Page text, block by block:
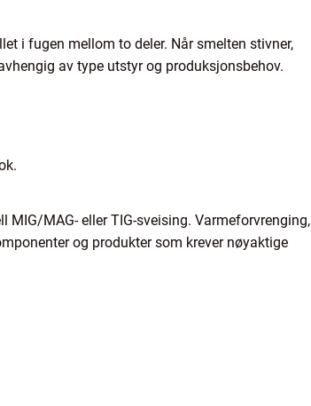
i fugen mellom to deler. Når smelten stivner,
av type utstyr og produksjonsbehov.
MAG- eller TIG-sveising. Varmeforvrenging,
og produkter som krever nøyaktige